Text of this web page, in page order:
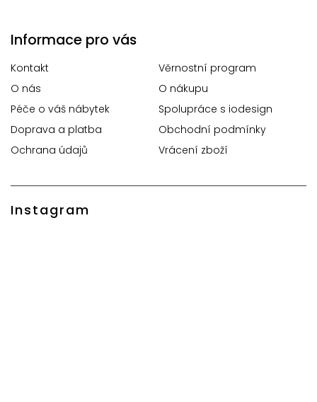
Informace pro vás
Kontakt
Věrnostní program
O nás
O nákupu
Péče o váš nábytek
Spolupráce s iodesign
Doprava a platba
Obchodní podmínky
Ochrana údajů
Vrácení zboží
Instagram